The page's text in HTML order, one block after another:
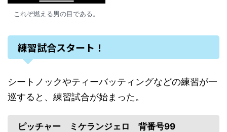
これぞ燃える男の目である。
練習試合スタート！
シートノックやティーバッティングなどの練習が一
巡すると、練習試合が始まった。
ピッチャー ミケランジェロ 背番号99